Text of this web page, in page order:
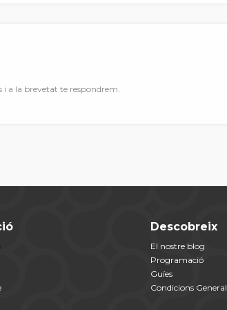
i a la brevetat te respondrem.
Descobreix
El nostre blog
Programació
Guíes
Condicions